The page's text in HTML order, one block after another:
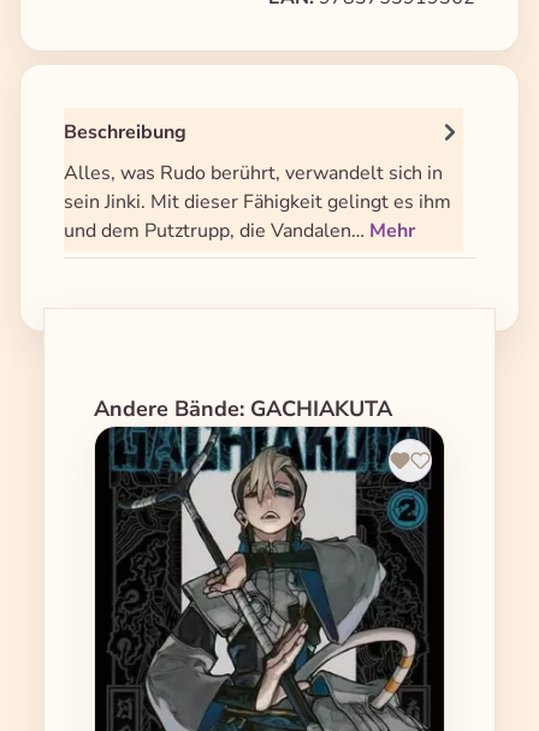
Beschreibung
Alles, was Rudo berührt, verwandelt sich in
sein Jinki. Mit dieser Fähigkeit gelingt es ihm
und dem Putztrupp, die Vandalen… Mehr
Produktgalerie überspringen
Andere Bände: GACHIAKUTA